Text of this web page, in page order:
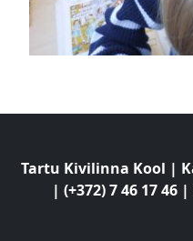
Tartu Kivilinna Kool |
| (+372) 7 46 17 46 |